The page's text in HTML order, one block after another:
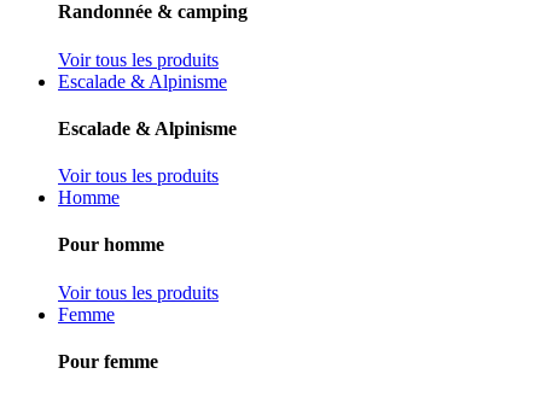
Randonnée & camping
Voir tous les produits
Escalade & Alpinisme
Escalade & Alpinisme
Voir tous les produits
Homme
Pour homme
Voir tous les produits
Femme
Pour femme